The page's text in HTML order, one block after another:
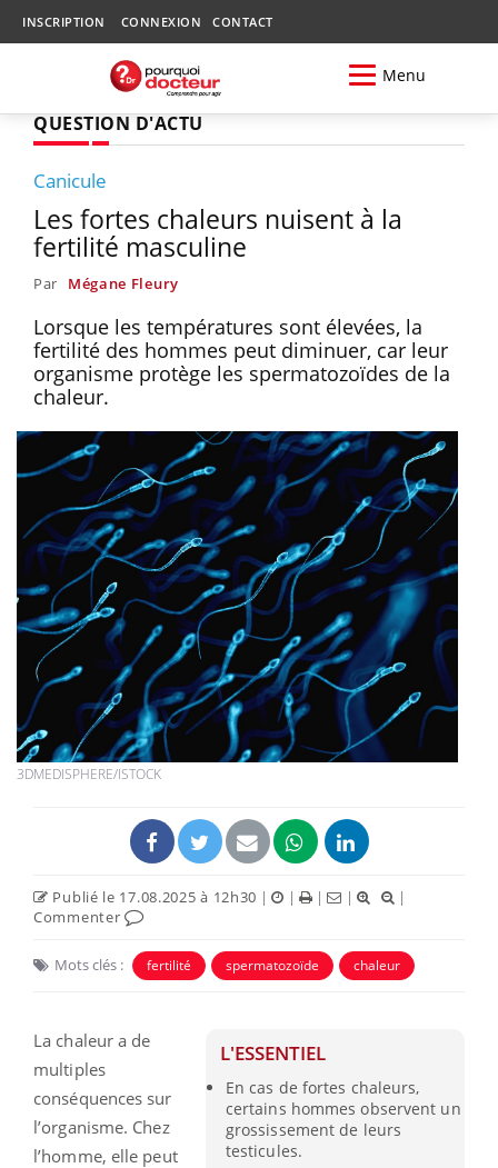
INSCRIPTION CONNEXION CONTACT
Menu
QUESTION D'ACTU
Canicule
Les fortes chaleurs nuisent à la
fertilité masculine
Par Mégane Fleury
Lorsque les températures sont élevées, la
fertilité des hommes peut diminuer, car leur
organisme protège les spermatozoïdes de la
chaleur.
3DMEDISPHERE/ISTOCK
Publié le 17.08.2025 à 12h30 | | | |
|
Commenter
Mots clés : fertilité spermatozoïde chaleur
L'ESSENTIEL
En cas de fortes chaleurs,
certains hommes observent un
grossissement de leurs
testicules.
La chaleur a de
multiples
conséquences sur
l’organisme. Chez
l’homme, elle peut